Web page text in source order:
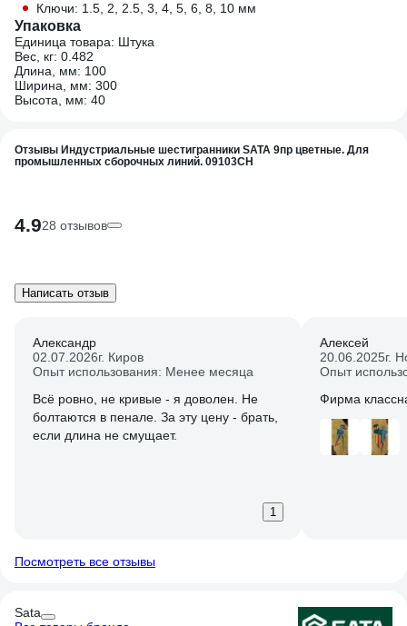
Ключи: 1.5, 2, 2.5, 3, 4, 5, 6, 8, 10 мм
Упаковка
Единица товара: Штука
Вес, кг: 0.482
Длина, мм: 100
Ширина, мм: 300
Высота, мм: 40
Отзывы Индустриальные шестигранники SATA 9пр цветные. Для
промышленных сборочных линий. 09103CH
4.928 отзывов
Написать отзыв
Александр
02.07.2026г. Киров
Опыт использования: Менее месяца
Всё ровно, не кривые - я доволен. Не
болтаются в пенале. За эту цену - брать,
если длина не смущает.
1
Алексей
20.06.2025г.
Опыт
Фирма
Посмотреть все отзывы
Sata